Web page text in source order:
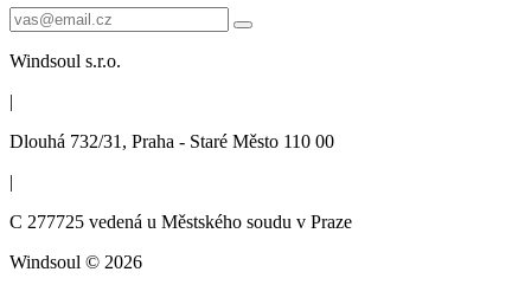
Windsoul s.r.o.
|
Dlouhá 732/31, Praha - Staré Město 110 00
|
C 277725 vedená u Městského soudu v Praze
Windsoul © 2026